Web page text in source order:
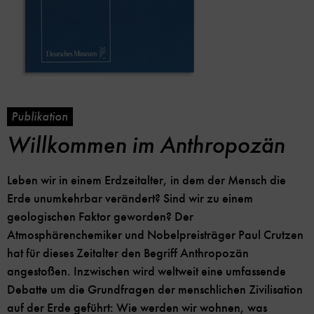
Publikation
Willkommen im Anthropozän
Leben wir in einem Erdzeitalter, in dem der Mensch die
Erde unumkehrbar verändert? Sind wir zu einem
geologischen Faktor geworden? Der
Atmosphärenchemiker und Nobelpreisträger Paul Crutzen
hat für dieses Zeitalter den Begriff Anthropozän
angestoßen. Inzwischen wird weltweit eine umfassende
Debatte um die Grundfragen der menschlichen Zivilisation
auf der Erde geführt: Wie werden wir wohnen, was